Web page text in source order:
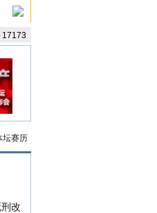
17173
坛赛历
改